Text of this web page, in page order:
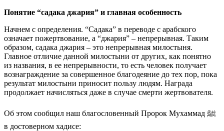
Понятие “садака джария” и главная особенность
Начнем с определения. “Садака” в переводе с арабского
означает пожертвование, а “джария” – непрерывная. Таким
образом, садака джария – это непрерывная милостыня.
Главное отличие данной милостыни от других, как понятно
из названия, в ее непрерывности, то есть человек получает
вознаграждение за совершенное благодеяние до тех пор, пока
результат милостыни приносит пользу людям. Награда
продолжает начисляться даже в случае смерти жертвователя.
Об этом сообщил наш благословенный Пророк Мухаммад ﷺ
в достоверном хадисе: